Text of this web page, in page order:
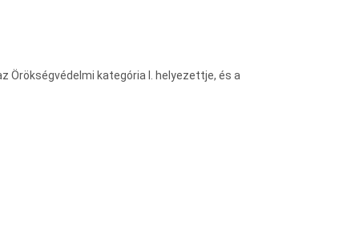
Örökségvédelmi kategória I. helyezettje, és a